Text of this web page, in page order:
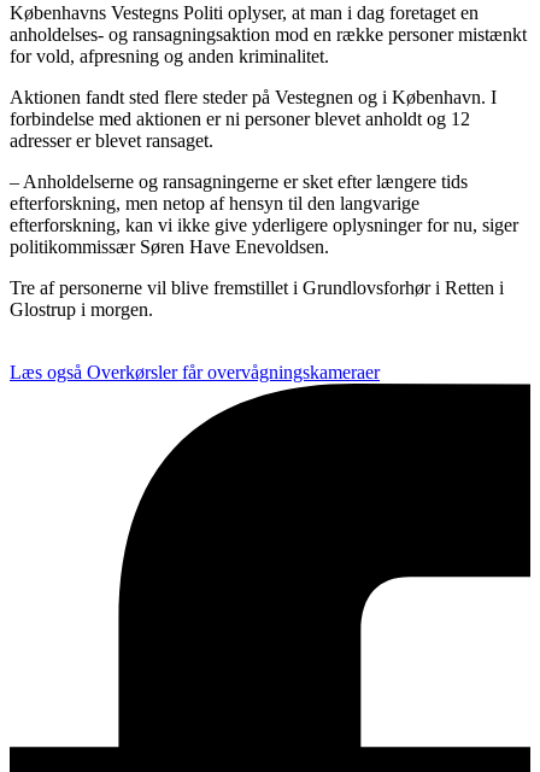
Københavns Vestegns Politi oplyser, at man i dag foretaget en
anholdelses- og ransagningsaktion mod en række personer mistænkt
for vold, afpresning og anden kriminalitet.
Aktionen fandt sted flere steder på Vestegnen og i København. I
forbindelse med aktionen er ni personer blevet anholdt og 12
adresser er blevet ransaget.
– Anholdelserne og ransagningerne er sket efter længere tids
efterforskning, men netop af hensyn til den langvarige
efterforskning, kan vi ikke give yderligere oplysninger for nu, siger
politikommissær Søren Have Enevoldsen.
Tre af personerne vil blive fremstillet i Grundlovsforhør i Retten i
Glostrup i morgen.
Læs også Overkørsler får overvågningskameraer